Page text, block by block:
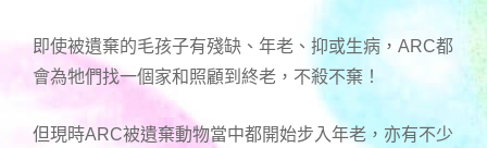
即使被遺棄的毛孩子有殘缺、年老、抑或生病，ARC都
會為牠們找一個家和照顧到終老，不殺不棄！
但現時ARC被遺棄動物當中都開始步入年老，亦有不少